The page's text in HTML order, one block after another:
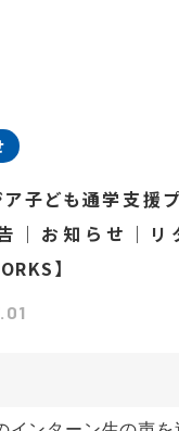
子ども通学支援
｜お知らせ｜リ
】